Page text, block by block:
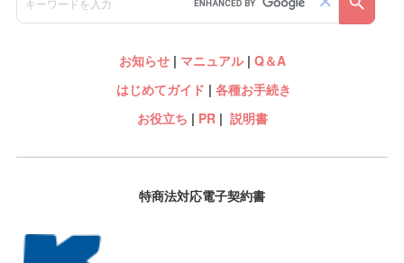
お知らせ| マニュアル| Q＆A
はじめてガイド | 各種お手続き
お役立ち | PR| 説明書
特商法対応電子契約書